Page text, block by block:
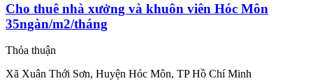
Cho thuê nhà xưởng và khuôn viên Hóc Môn
35ngàn/m2/tháng
Thỏa thuận
Xã Xuân Thới Sơn, Huyện Hóc Môn, TP Hồ Chí Minh